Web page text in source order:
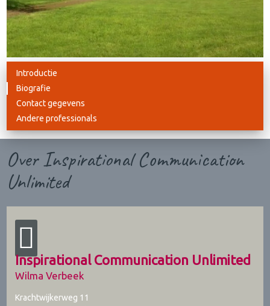
Introductie
Biografie
Contact gegevens
Andere professionals
Over Inspirational Communication
Unlimited
Inspirational Communication Unlimited
Wilma Verbeek
Krachtwijkerweg 11